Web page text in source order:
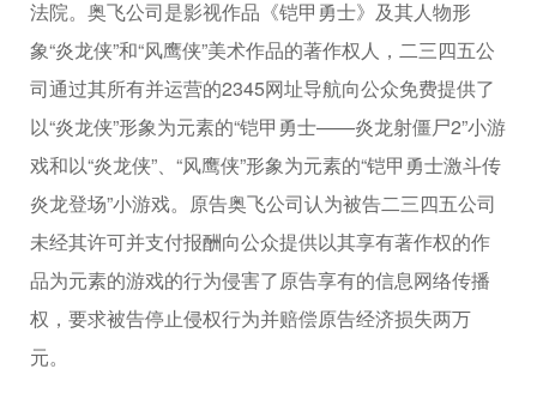
法院。奥飞公司是影视作品《铠甲勇士》及其人物形
象“炎龙侠”和“风鹰侠”美术作品的著作权人，二三四五公
司通过其所有并运营的2345网址导航向公众免费提供了
以“炎龙侠”形象为元素的“铠甲勇士——炎龙射僵尸2”小游
戏和以“炎龙侠”、“风鹰侠”形象为元素的“铠甲勇士激斗传
炎龙登场”小游戏。原告奥飞公司认为被告二三四五公司
未经其许可并支付报酬向公众提供以其享有著作权的作
品为元素的游戏的行为侵害了原告享有的信息网络传播
权，要求被告停止侵权行为并赔偿原告经济损失两万
元。